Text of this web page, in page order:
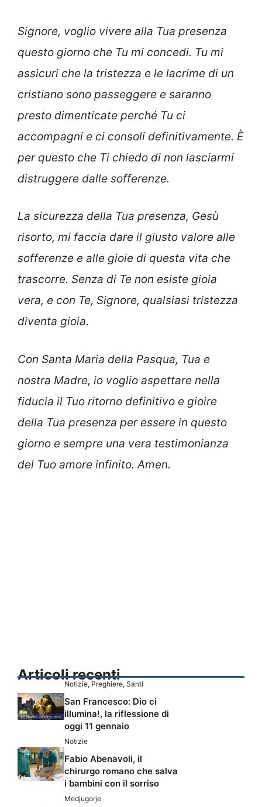
Signore, voglio vivere alla Tua presenza
questo giorno che Tu mi concedi. Tu mi
assicuri che la tristezza e le lacrime di un
cristiano sono passeggere e saranno
presto dimenticate perché Tu ci
accompagni e ci consoli definitivamente. È
per questo che Ti chiedo di non lasciarmi
distruggere dalle sofferenze.
La sicurezza della Tua presenza, Gesù
risorto, mi faccia dare il giusto valore alle
sofferenze e alle gioie di questa vita che
trascorre. Senza di Te non esiste gioia
vera, e con Te, Signore, qualsiasi tristezza
diventa gioia.
Con Santa Maria della Pasqua, Tua e
nostra Madre, io voglio aspettare nella
fiducia il Tuo ritorno definitivo e gioire
della Tua presenza per essere in questo
giorno e sempre una vera testimonianza
del Tuo amore infinito. Amen.
Articoli recenti
Notizie, Preghiere, Santi
San Francesco: Dio ci
illumina!, la riflessione di
oggi 11 gennaio
Notizie
Fabio Abenavoli, il
chirurgo romano che salva
i bambini con il sorriso
Medjugorje